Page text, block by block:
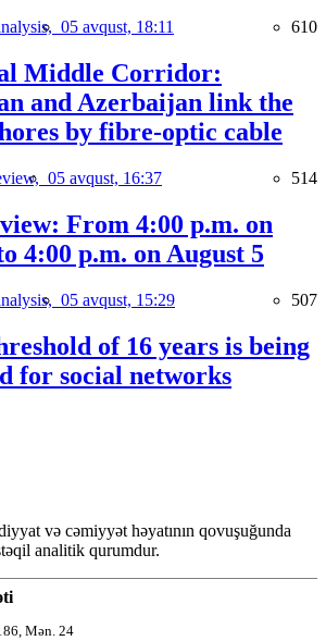
05 avqust, 18:11 610
Middle Corridor:
and Azerbaijan link the
by fibre-optic cable
05 avqust, 16:37 514
From 4:00 p.m. on
4:00 p.m. on August 5
05 avqust, 15:29 507
of 16 years is being
for social networks
və cəmiyyət həyatının qovuşuğunda
analitik qurumdur.
Mən. 24